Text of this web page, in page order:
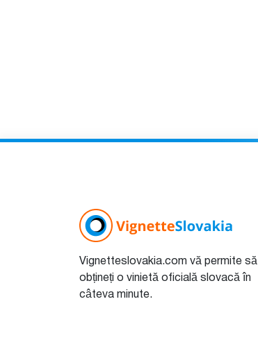
Vignetteslovakia.com vă permite să
obțineți o vinietă oficială slovacă în
câteva minute.